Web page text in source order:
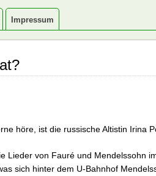
Impressum
höre, ist die russische Altistin Irina
Lieder von Fauré und Mendelssohn
sich hinter dem U-Bahnhof